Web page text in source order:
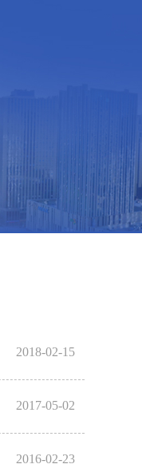
2018-02-15
2017-05-02
2016-02-23